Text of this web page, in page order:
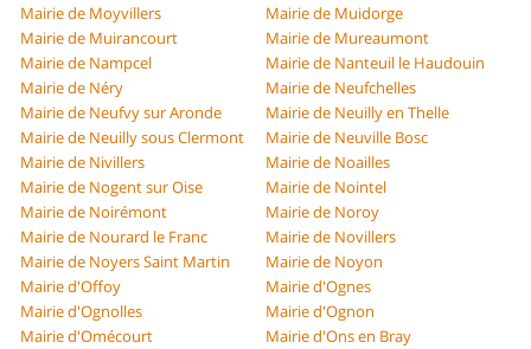
Mairie de Moyvillers
Mairie de Muidorge
Mairie de Muirancourt
Mairie de Mureaumont
Mairie de Nampcel
Mairie de Nanteuil le Haudouin
Mairie de Néry
Mairie de Neufchelles
Mairie de Neufvy sur Aronde
Mairie de Neuilly en Thelle
Mairie de Neuilly sous Clermont
Mairie de Neuville Bosc
Mairie de Nivillers
Mairie de Noailles
Mairie de Nogent sur Oise
Mairie de Nointel
Mairie de Noirémont
Mairie de Noroy
Mairie de Nourard le Franc
Mairie de Novillers
Mairie de Noyers Saint Martin
Mairie de Noyon
Mairie d'Offoy
Mairie d'Ognes
Mairie d'Ognolles
Mairie d'Ognon
Mairie d'Omécourt
Mairie d'Ons en Bray